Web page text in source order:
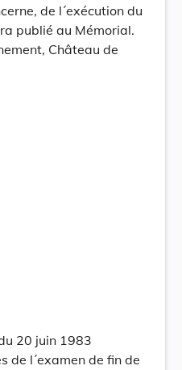
de l´exécution du
publié au Mémorial.
Château de
20 juin 1983
de l´examen de fin de